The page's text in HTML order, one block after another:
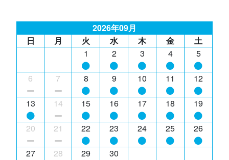
2026年09月
日
月 火 水 木 金
土
1
2 3 4 5
6 7 8 9 10 11 12
13 14 15 16 17 18 19
20 21 22 23 24 25 26
27 28 29 30